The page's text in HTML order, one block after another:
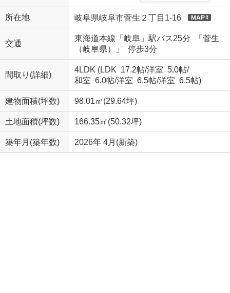
所在地 岐阜県岐阜市菅生２丁目1-16
交通
東海道本線「岐阜」駅バス25分 「菅生
（岐阜県）」 停歩3分
間取り(詳細)
4LDK (LDK 17.2帖/洋室 5.0帖/
和室 6.0帖/洋室 6.5帖/洋室 6.5帖)
建物面積(坪数) 98.01㎡(29.64坪)
土地面積(坪数) 166.35㎡(50.32坪)
築年月(築年数) 2026年 4月(新築)